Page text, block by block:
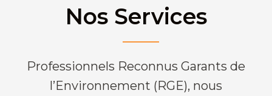
Nos Services
Professionnels Reconnus Garants de
l’Environnement (RGE), nous